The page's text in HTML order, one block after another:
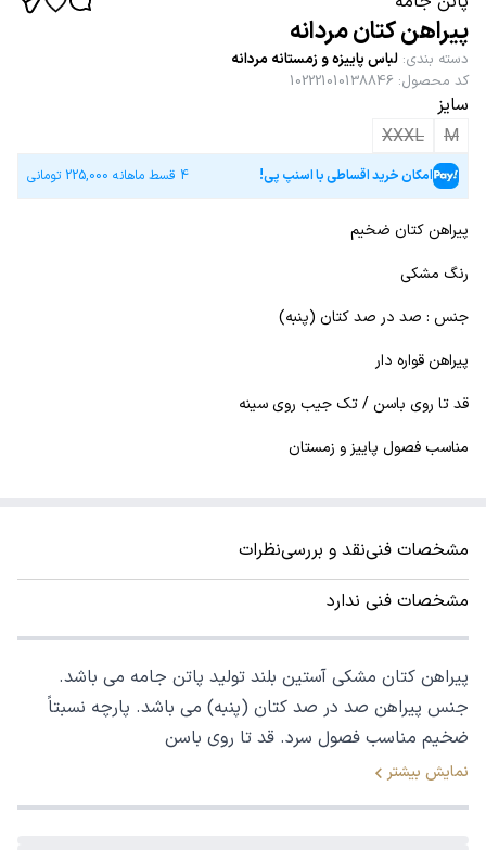
پیراهن کتان مردانه
دسته بندی: لباس پاییزه و زمستانه مردانه
کد محصول:
102221010138846
سایز
M
XXXL
امکان خرید اقساطی با اسنپ پی! 4 قسط ماهانه 225,000 تومانی
پیراهن کتان ضخیم
رنگ مشکی
جنس : صد در صد کتان (پنبه)
پیراهن قواره دار
قد تا روی باسن / تک جیب روی سینه
مناسب فصول پاییز و زمستان
مشخصات فنینقد و بررسینظرات
مشخصات فنی ندارد
پیراهن کتان مشکی آستین بلند تولید پاتن جامه می باشد.
جنس پیراهن صد در صد کتان (پنبه) می باشد. پارچه نسبتاً
ضخیم مناسب فصول سرد. قد تا روی باسن
نمایش بیشتر